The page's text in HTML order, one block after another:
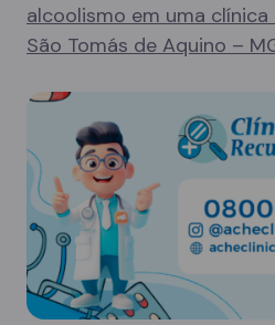
alcoolismo em uma
São Tomás de Aquino –